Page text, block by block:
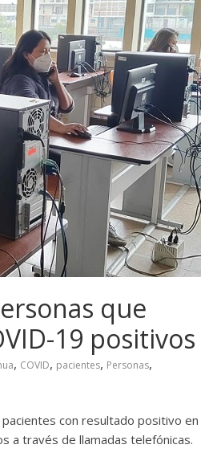
que
19 positivos
, COVID, pacientes, Personas,
con resultado positivo en
a través de llamadas telefónicas.